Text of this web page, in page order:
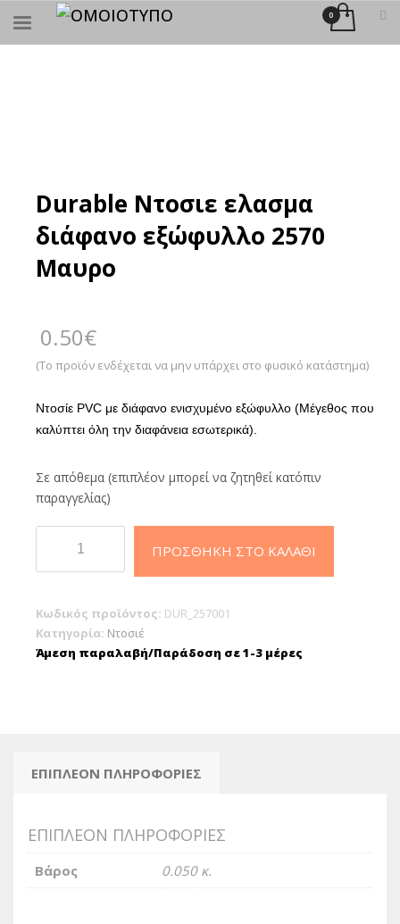
ΑΝΑΖΉΤΗΣΗ
Durable Ντοσιε ελασμα
διάφανο εξώφυλλο 2570
Μαυρο
0.50€
(Το προϊόν ενδέχεται να μην υπάρχει στο φυσικό κατάστημα)
Ντοσίε PVC με διάφανο ενισχυμένο εξώφυλλο (Μέγεθος που
καλύπτει όλη την διαφάνεια εσωτερικά).
Σε απόθεμα (επιπλέον μπορεί να ζητηθεί κατόπιν
παραγγελίας)
Ντοσιε
εξώφυλλο
2570
ΠΡΟΣΘΉΚΗ ΣΤΟ ΚΑΛΆΘΙ
Κωδικός προϊόντος: DUR_257001
Κατηγορία: Ντοσιέ
Άμεση παραλαβή/Παράδοση σε 1-3 μέρες
ΕΠΙΠΛΈΟΝ ΠΛΗΡΟΦΟΡΊΕΣ
ΕΠΙΠΛΈΟΝ ΠΛΗΡΟΦΟΡΊΕΣ
Βάρος 0.050 κ.